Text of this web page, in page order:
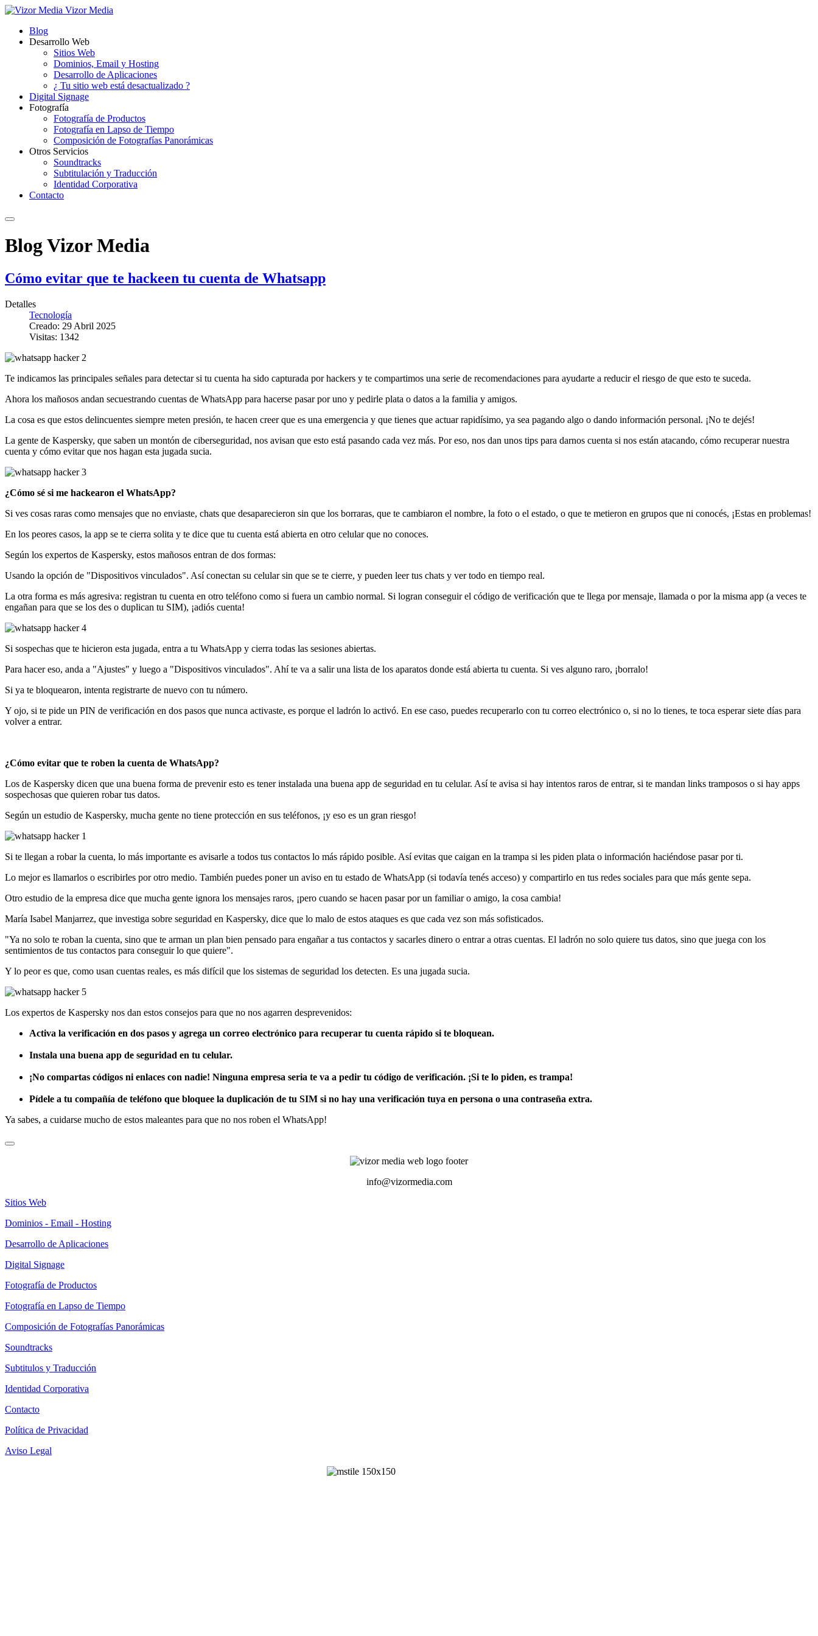
Vizor Media
Blog
Desarrollo Web
Sitios Web
Dominios, Email y Hosting
Desarrollo de Aplicaciones
¿ Tu sitio web está desactualizado ?
Digital Signage
Fotografía
Fotografía de Productos
Fotografía en Lapso de Tiempo
Composición de Fotografías Panorámicas
Otros Servicios
Soundtracks
Subtitulación y Traducción
Identidad Corporativa
Contacto
Blog Vizor Media
Cómo evitar que te hackeen tu cuenta de Whatsapp
Detalles
Tecnología
Creado: 29 Abril 2025
Visitas: 1342
Te indicamos las principales señales para detectar si tu cuenta ha sido capturada por hackers y te compartimos una serie de recomendaciones para ayudarte a reducir el riesgo de que esto te suceda.
Ahora los mañosos andan secuestrando cuentas de WhatsApp para hacerse pasar por uno y pedirle plata o datos a la familia y amigos.
La cosa es que estos delincuentes siempre meten presión, te hacen creer que es una emergencia y que tienes que actuar rapidísimo, ya sea pagando algo o dando información personal. ¡No te dejés!
La gente de Kaspersky, que saben un montón de ciberseguridad, nos avisan que esto está pasando cada vez más. Por eso, nos dan unos tips para darnos cuenta si nos están atacando, cómo recuperar nuestra
cuenta y cómo evitar que nos hagan esta jugada sucia.
¿Cómo sé si me hackearon el WhatsApp?
Si ves cosas raras como mensajes que no enviaste, chats que desaparecieron sin que los borraras, que te cambiaron el nombre, la foto o el estado, o que te metieron en grupos que ni conocés, ¡Estas en problemas!
En los peores casos, la app se te cierra solita y te dice que tu cuenta está abierta en otro celular que no conoces.
Según los expertos de Kaspersky, estos mañosos entran de dos formas:
Usando la opción de "Dispositivos vinculados". Así conectan su celular sin que se te cierre, y pueden leer tus chats y ver todo en tiempo real.
La otra forma es más agresiva: registran tu cuenta en otro teléfono como si fuera un cambio normal. Si logran conseguir el código de verificación que te llega por mensaje, llamada o por la misma app (a veces te
engañan para que se los des o duplican tu SIM), ¡adiós cuenta!
Si sospechas que te hicieron esta jugada, entra a tu WhatsApp y cierra todas las sesiones abiertas.
Para hacer eso, anda a "Ajustes" y luego a "Dispositivos vinculados". Ahí te va a salir una lista de los aparatos donde está abierta tu cuenta. Si ves alguno raro, ¡borralo!
Si ya te bloquearon, intenta registrarte de nuevo con tu número.
Y ojo, si te pide un PIN de verificación en dos pasos que nunca activaste, es porque el ladrón lo activó. En ese caso, puedes recuperarlo con tu correo electrónico o, si no lo tienes, te toca esperar siete días para
volver a entrar.
¿Cómo evitar que te roben la cuenta de WhatsApp?
Los de Kaspersky dicen que una buena forma de prevenir esto es tener instalada una buena app de seguridad en tu celular. Así te avisa si hay intentos raros de entrar, si te mandan links tramposos o si hay apps
sospechosas que quieren robar tus datos.
Según un estudio de Kaspersky, mucha gente no tiene protección en sus teléfonos, ¡y eso es un gran riesgo!
Si te llegan a robar la cuenta, lo más importante es avisarle a todos tus contactos lo más rápido posible. Así evitas que caigan en la trampa si les piden plata o información haciéndose pasar por ti.
Lo mejor es llamarlos o escribirles por otro medio. También puedes poner un aviso en tu estado de WhatsApp (si todavía tenés acceso) y compartirlo en tus redes sociales para que más gente sepa.
Otro estudio de la empresa dice que mucha gente ignora los mensajes raros, ¡pero cuando se hacen pasar por un familiar o amigo, la cosa cambia!
María Isabel Manjarrez, que investiga sobre seguridad en Kaspersky, dice que lo malo de estos ataques es que cada vez son más sofisticados.
"Ya no solo te roban la cuenta, sino que te arman un plan bien pensado para engañar a tus contactos y sacarles dinero o entrar a otras cuentas. El ladrón no solo quiere tus datos, sino que juega con los
sentimientos de tus contactos para conseguir lo que quiere".
Y lo peor es que, como usan cuentas reales, es más difícil que los sistemas de seguridad los detecten. Es una jugada sucia.
Los expertos de Kaspersky nos dan estos consejos para que no nos agarren desprevenidos:
Activa la verificación en dos pasos y agrega un correo electrónico para recuperar tu cuenta rápido si te bloquean.
Instala una buena app de seguridad en tu celular.
¡No compartas códigos ni enlaces con nadie! Ninguna empresa seria te va a pedir tu código de verificación. ¡Si te lo piden, es trampa!
Pídele a tu compañía de teléfono que bloquee la duplicación de tu SIM si no hay una verificación tuya en persona o una contraseña extra.
Ya sabes, a cuidarse mucho de estos maleantes para que no nos roben el WhatsApp!
info@vizormedia.com
Sitios Web
Dominios - Email - Hosting
Desarrollo de Aplicaciones
Digital Signage
Fotografía de Productos
Fotografía en Lapso de Tiempo
Composición de Fotografías Panorámicas
Soundtracks
Subtitulos y Traducción
Identidad Corporativa
Contacto
Política de Privacidad
Aviso Legal